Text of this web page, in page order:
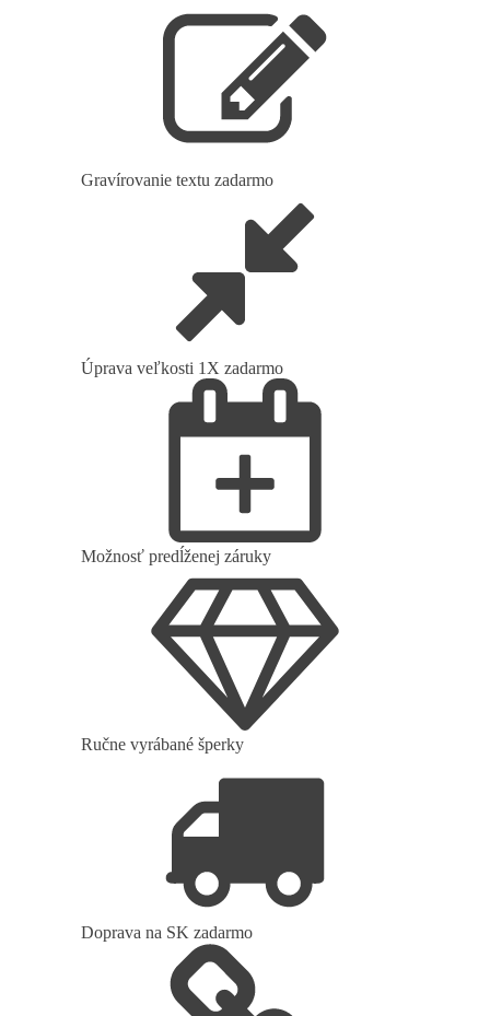
Gravírovanie textu zadarmo
Úprava veľkosti 1X zadarmo
Možnosť predĺženej záruky
Ručne vyrábané šperky
Doprava na SK zadarmo